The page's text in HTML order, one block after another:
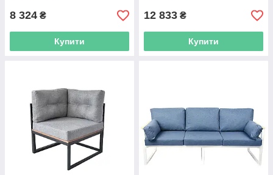
8 324 ₴
Купити
12 833 ₴
Купити